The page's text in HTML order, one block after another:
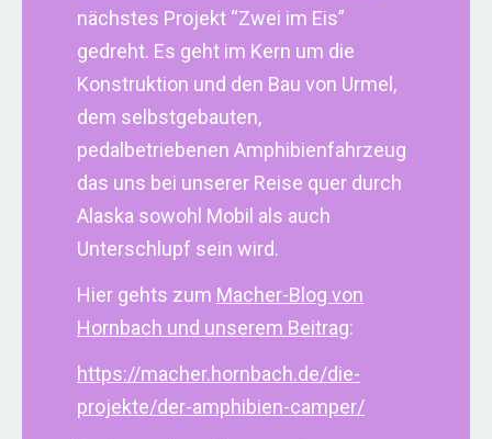
nächstes Projekt “Zwei im Eis”
gedreht. Es geht im Kern um die
Konstruktion und den Bau von Urmel,
dem selbstgebauten,
pedalbetriebenen Amphibienfahrzeug
das uns bei unserer Reise quer durch
Alaska sowohl Mobil als auch
Unterschlupf sein wird.
Hier gehts zum Macher-Blog von
Hornbach und unserem Beitrag:
https://macher.hornbach.de/die-
projekte/der-amphibien-camper/